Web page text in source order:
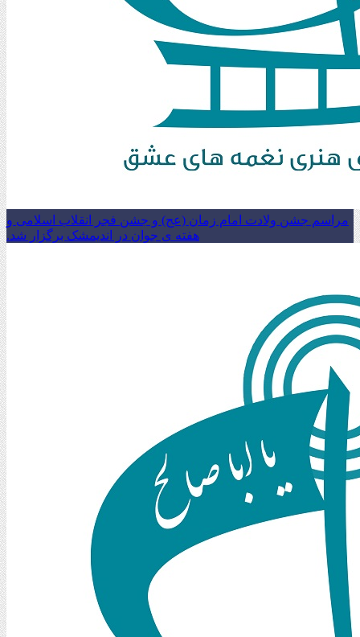
مراسم جشن ولادت امام زمان (عج) و جشن فجر انقلاب اسلامی و
هفته ی جوان در اندیمشک برگزار شد.